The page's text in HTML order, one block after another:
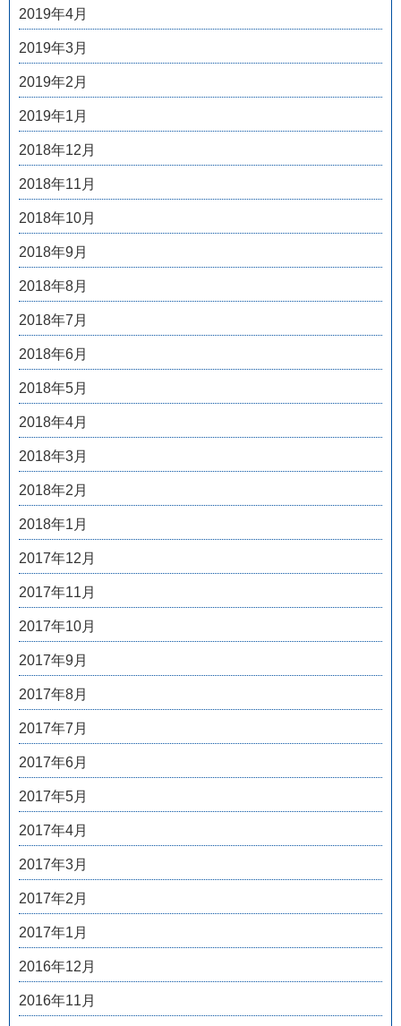
2019年4月
2019年3月
2019年2月
2019年1月
2018年12月
2018年11月
2018年10月
2018年9月
2018年8月
2018年7月
2018年6月
2018年5月
2018年4月
2018年3月
2018年2月
2018年1月
2017年12月
2017年11月
2017年10月
2017年9月
2017年8月
2017年7月
2017年6月
2017年5月
2017年4月
2017年3月
2017年2月
2017年1月
2016年12月
2016年11月